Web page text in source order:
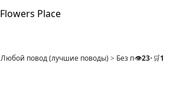
Любой повод (лучшие поводы) > Без повода>
👁️23•🛒1